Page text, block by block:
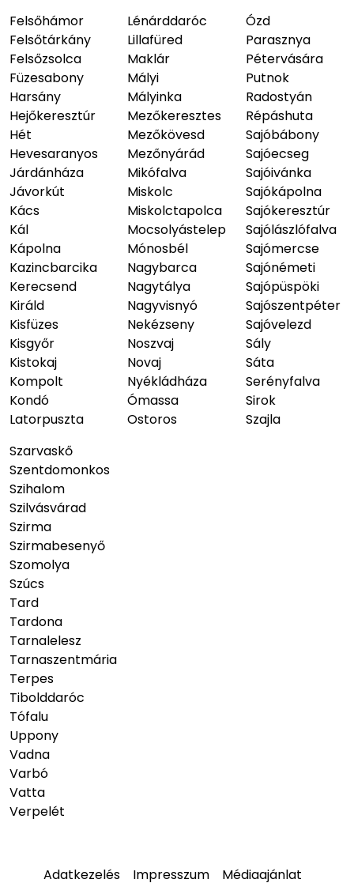
Felsőhámor
Felsőtárkány
Felsőzsolca
Füzesabony
Harsány
Hejőkeresztúr
Hét
Hevesaranyos
Járdánháza
Jávorkút
Kács
Kál
Kápolna
Kazincbarcika
Kerecsend
Királd
Kisfüzes
Kisgyőr
Kistokaj
Kompolt
Kondó
Latorpuszta
Lénárddaróc
Lillafüred
Maklár
Mályi
Mályinka
Mezőkeresztes
Mezőkövesd
Mezőnyárád
Mikófalva
Miskolc
Miskolctapolca
Mocsolyástelep
Mónosbél
Nagybarca
Nagytálya
Nagyvisnyó
Nekézseny
Noszvaj
Novaj
Nyékládháza
Ómassa
Ostoros
Ózd
Parasznya
Pétervására
Putnok
Radostyán
Répáshuta
Sajóbábony
Sajóecseg
Sajóivánka
Sajókápolna
Sajókeresztúr
Sajólászlófalva
Sajómercse
Sajónémeti
Sajópüspöki
Sajószentpéter
Sajóvelezd
Sály
Sáta
Serényfalva
Sirok
Szajla
Szarvaskő
Szentdomonkos
Szihalom
Szilvásvárad
Szirma
Szirmabesenyő
Szomolya
Szúcs
Tard
Tardona
Tarnalelesz
Tarnaszentmária
Terpes
Tibolddaróc
Tófalu
Uppony
Vadna
Varbó
Vatta
Verpelét
Adatkezelés Impresszum Médiaajánlat